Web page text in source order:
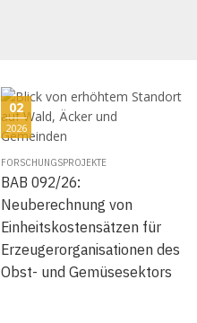
02
2026
FORSCHUNGSPROJEKTE
BAB 092/26:
Neuberechnung von
Einheitskostensätzen für
Erzeugerorganisationen des
Obst- und Gemüsesektors